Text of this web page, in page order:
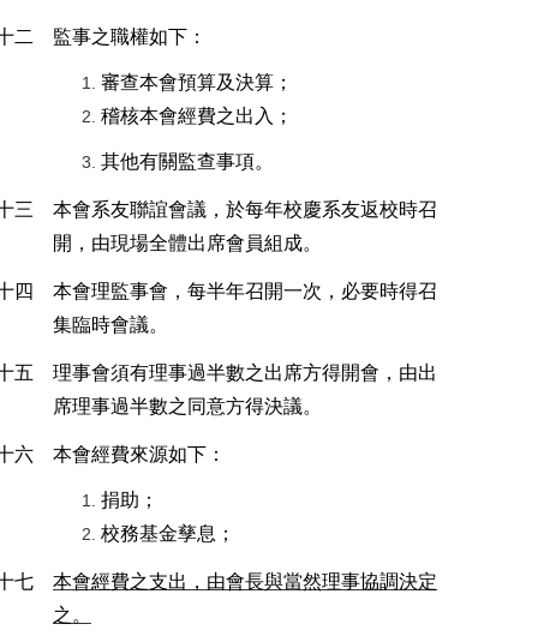
二 監事之職權如下：
審查本會預算及決算；
稽核本會經費之出入；
其他有關監查事項。
三
本會系友聯誼會議，於每年校慶系友返校時召
開，由現場全體出席會員組成。
四
本會理監事會，每半年召開一次，必要時得召
集臨時會議。
五
理事會須有理事過半數之出席方得開會，由出
席理事過半數之同意方得決議。
六 本會經費來源如下：
捐助；
校務基金孳息；
七
本會經費之支出，由會長與當然理事協調決定
之。